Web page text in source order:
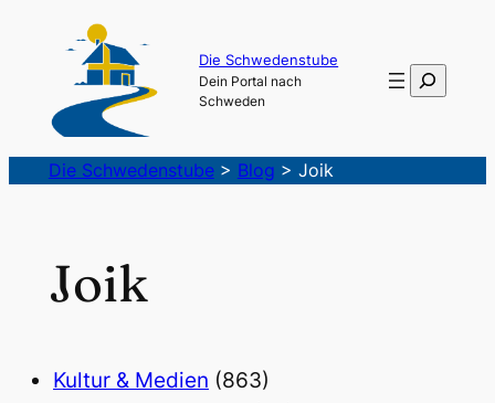
Die Schwedenstube
Dein Portal nach
Schweden
Suchen
Die Schwedenstube> Blog > Joik
Joik
Kultur & Medien (863)